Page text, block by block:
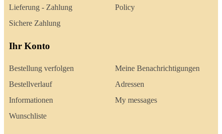
Lieferung - Zahlung
Sichere Zahlung
Policy
Ihr Konto
Bestellung verfolgen
Bestellverlauf
Informationen
Wunschliste
Meine Benachrichtigungen
Adressen
My messages